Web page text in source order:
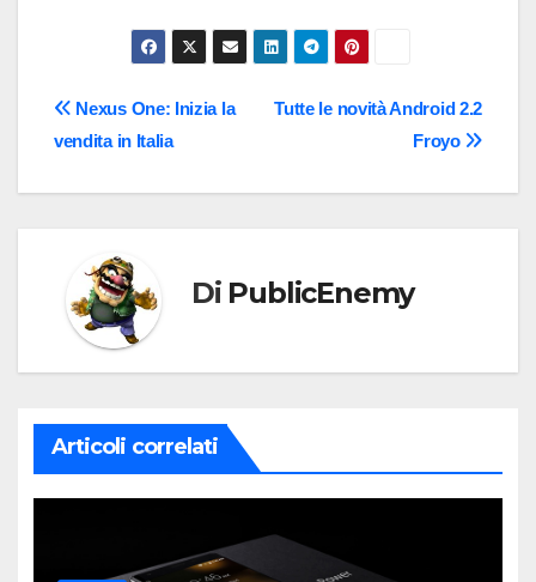
NavigazioneTutte le novità Android 2.2
Froyo
Nexus One: Inizia la
vendita in Italia
Di PublicEnemy
Articoli correlati